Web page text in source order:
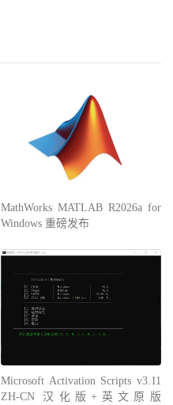
MathWorks MATLAB R2026a for
Windows 重磅发布
Microsoft Activation Scripts v3.11
ZH-CN 汉化版+英文原版